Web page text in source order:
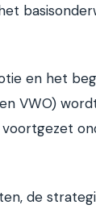
en het
VWO)
de